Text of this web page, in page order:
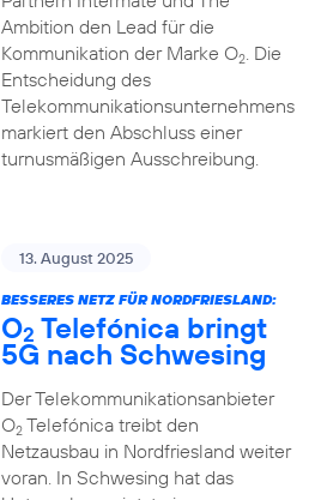
Ambition den Lead für die
Kommunikation der Marke O2. Die
Entscheidung des
Telekommunikationsunternehmens
markiert den Abschluss einer
turnusmäßigen Ausschreibung.
13. August 2025
BESSERES NETZ FÜR NORDFRIESLAND:
O2 Telefónica bringt
5G nach Schwesing
Der Telekommunikationsanbieter
O2Telefónica treibt den
Netzausbau in Nordfriesland weiter
voran. In Schwesing hat das